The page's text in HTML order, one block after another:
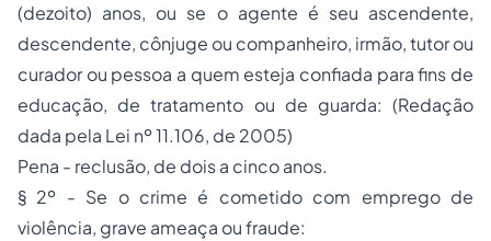
(dezoito) anos, ou se o agente é seu ascendente,
descendente, cônjuge ou companheiro, irmão, tutor ou
curador ou pessoa a quem esteja confiada para fins de
educação, de tratamento ou de guarda: (Redação
dada pela Lei nº 11.106, de 2005)
Pena - reclusão, de dois a cinco anos.
§ 2º - Se o crime é cometido com emprego de
violência, grave ameaça ou fraude: